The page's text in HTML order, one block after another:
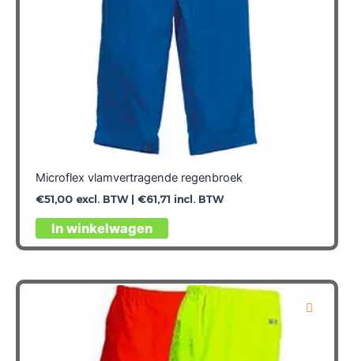
productpagina
Microflex vlamvertragende regenbroek
€51,00excl. BTW | €61,71 incl. BTW
In winkelwagen
Dit
product
meerdere
variaties.
Deze
optie
kan